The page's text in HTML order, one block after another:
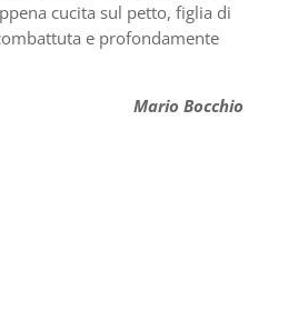
cucita sul petto, figlia di
e profondamente
Mario Bocchio